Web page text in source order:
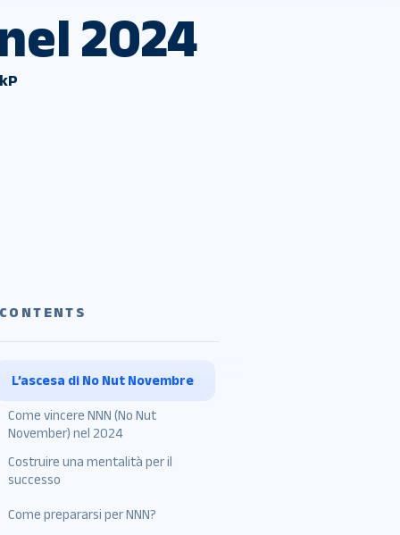
2024
CONTENTS
L’ascesa di No Nut Novembre
Come vincere NNN (No Nut
November) nel 2024
Costruire una mentalità per il
successo
Comprendi i tuoi trigger
Come prepararsi per NNN?